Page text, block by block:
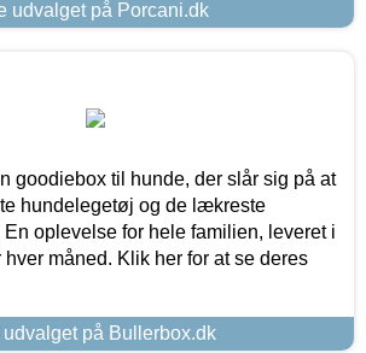
udvalget på Porcani.dk
goodiebox til hunde, der slår sig på at
hundelegetøj og de lækreste
oplevelse for hele familien, leveret i
måned. Klik her for at se deres
udvalget på Bullerbox.dk